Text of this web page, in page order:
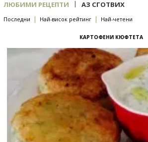
ЛЮБИМИ РЕЦЕПТИ | АЗ СГОТВИХ
Последни | Най-висок рейтинг | Най-четени
КАРТОФЕНИ КЮФТЕТА